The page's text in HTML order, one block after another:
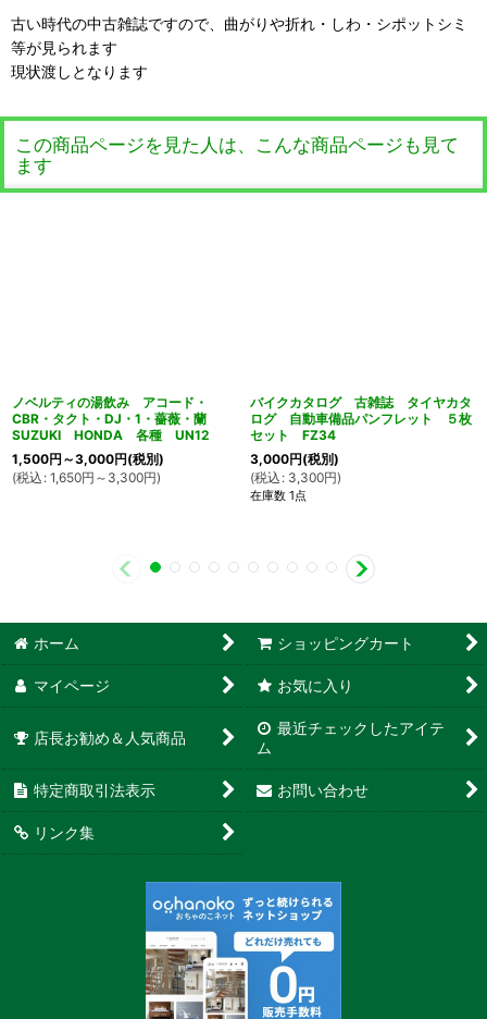
古い時代の中古雑誌ですので、曲がりや折れ・しわ・シポットシミ
等が見られます
現状渡しとなります
この商品ページを見た人は、こんな商品ページも見て
ます
ノベルティの湯飲み アコード・
CBR・タクト・DJ・1・薔薇・蘭
SUZUKI HONDA 各種 UN12
1,500円 ～3,000円(税別)
(税込 : 1,650円 ～3,300円)
バイクカタログ 古雑誌 タイヤカタ
ログ 自動車備品パンフレット ５枚
セット FZ34
3,000円(税別)
(税込 : 3,300円)
在庫数 1点
ホーム ショッピングカート
マイページ お気に入り
店長お勧め＆人気商品
最近チェックしたアイテ
ム
特定商取引法表示 お問い合わせ
リンク集